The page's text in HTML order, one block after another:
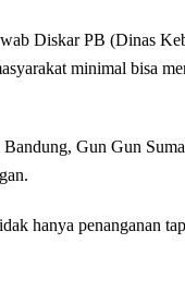
Diskar PB (Dinas
minimal bisa
Gun Gun
hanya penanganan